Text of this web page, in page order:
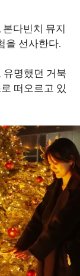
다빈치 뮤지
을 선사한다.
명했던 거북
떠오르고 있